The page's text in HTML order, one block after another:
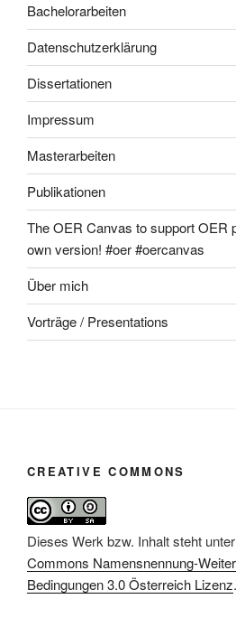
Bachelorarbeiten
Datenschutzerklärung
Dissertationen
Impressum
Masterarbeiten
Publikationen
The OER Canvas to support OER
own version! #oer #oercanvas
Über mich
Vorträge / Presentations
CREATIVE COMMONS
Dieses Werk bzw. Inhalt steht
Commons Namensnennung-
Bedingungen 3.0 Österreich Lizenz.